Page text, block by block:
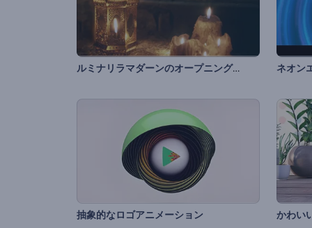
ルミナリラマダーンのオープニング動画
抽象的なロゴアニメーション かわい